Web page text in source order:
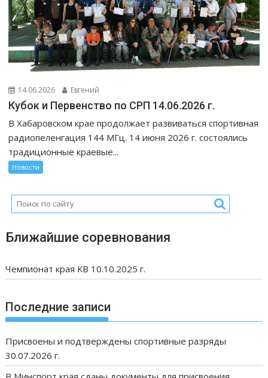
14.06.2026 Евгений
Кубок и Первенство по СРП 14.06.2026 г.
В Хабаровском крае продолжает развиваться спортивная
радиопеленгация 144 МГц. 14 июня 2026 г. состоялись
традиционные краевые...
Новости
Ближайшие соревнования
Чемпионат края КВ 10.10.2025 г.
Последние записи
Присвоены и подтверждены спортивные разряды
30.07.2026 г.